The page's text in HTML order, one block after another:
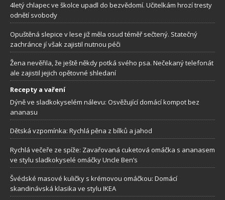
4letý chlapec ve školce upadl do bezvědomí. Učitelkám hrozí tresty
odnětí svobody
Opuštěná slepice v lese již měla osud téměř sečtený. Statečný
zachránce jí však zajistil nutnou péči
Žena nevěřila, že ještě někdy potká svého psa. Nečekaný telefonát
ale zajistil jejich opětovné shledaní
Recepty a vaření
Dýně ve sladkokyselém nálevu: Osvěžující domácí kompot bez
ananasu
Dětská vzpomínka: Rychlá pěna z bílků a jahod
Rychlá večeře ze spíže: Zavařovaná cuketová omáčka s ananasem
ve stylu sladkokyselé omáčky Uncle Ben’s
Švédské masové kuličky s krémovou omáčkou: Domácí
skandinávská klasika ve stylu IKEA